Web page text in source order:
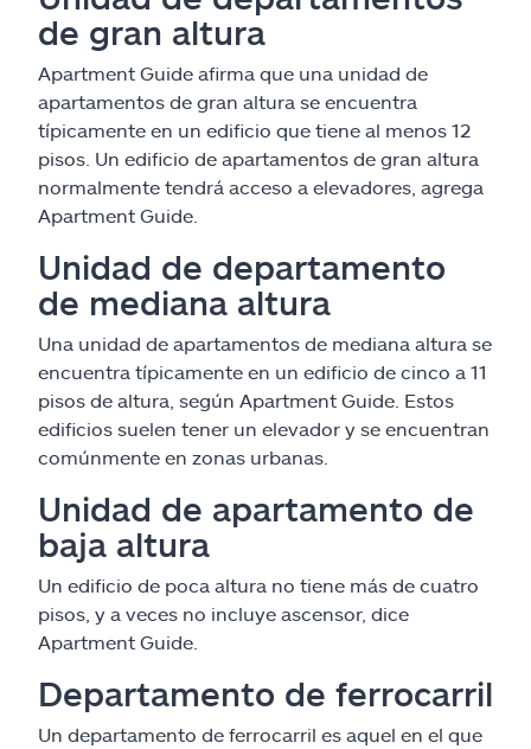
de gran altura
Apartment Guide afirma que una unidad de
apartamentos de gran altura se encuentra
típicamente en un edificio que tiene al menos 12
pisos. Un edificio de apartamentos de gran altura
normalmente tendrá acceso a elevadores, agrega
Apartment Guide.
Unidad de departamento
de mediana altura
Una unidad de apartamentos de mediana altura se
encuentra típicamente en un edificio de cinco a 11
pisos de altura, según Apartment Guide. Estos
edificios suelen tener un elevador y se encuentran
comúnmente en zonas urbanas.
Unidad de apartamento de
baja altura
Un edificio de poca altura no tiene más de cuatro
pisos, y a veces no incluye ascensor, dice
Apartment Guide.
Departamento de ferrocarril
Un departamento de ferrocarril es aquel en el que